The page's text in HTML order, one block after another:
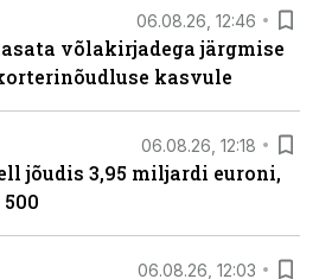
06.08.26, 12:46
võlakirjadega järgmise
kasvule
06.08.26, 12:18
jõudis 3,95 miljardi euroni,
06.08.26, 12:03